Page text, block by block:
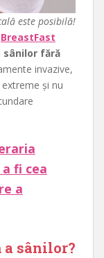
este posibilă!
BreastFast
sânilor fără
invazive,
și nu
fi cea
a
a sânilor?